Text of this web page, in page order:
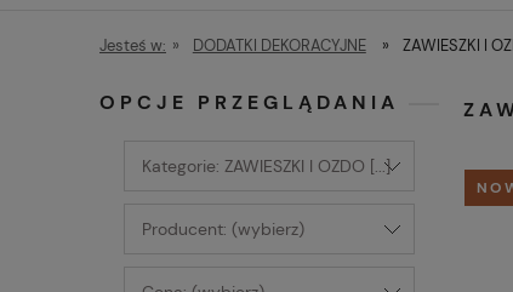
Jesteś w: » DODATKI DEKORACYJNE » ZAWIESZKI I
OPCJE PRZEGLĄDANIA
Kategorie: ZAWIESZKI I OZDO [...]
Producent: (wybierz)